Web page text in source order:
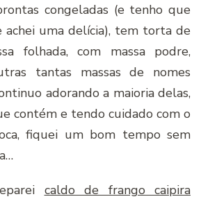
congeladas (e tenho que
achei uma delícia), tem torta de
folhada, com massa podre,
tantas massas de nomes
adorando a maioria delas,
contém e tendo cuidado com o
fiquei um bom tempo sem
caldo de frango caipira